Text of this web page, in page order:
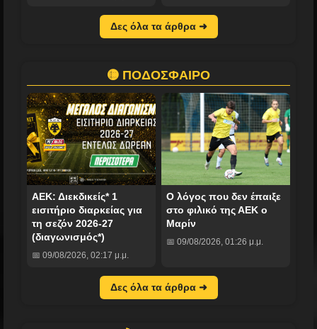
Δες όλα τα άρθρα ➜
🟡 ΠΟΔΟΣΦΑΙΡΟ
ΑΕΚ: Διεκδικείς* 1
εισιτήριο διαρκείας για
τη σεζόν 2026-27
(διαγωνισμός*)
📅 09/08/2026, 02:17 μ.μ.
Ο λόγος που δεν έπαιξε
στο φιλικό της ΑΕΚ ο
Μαρίν
📅 09/08/2026, 01:26 μ.μ.
Δες όλα τα άρθρα ➜